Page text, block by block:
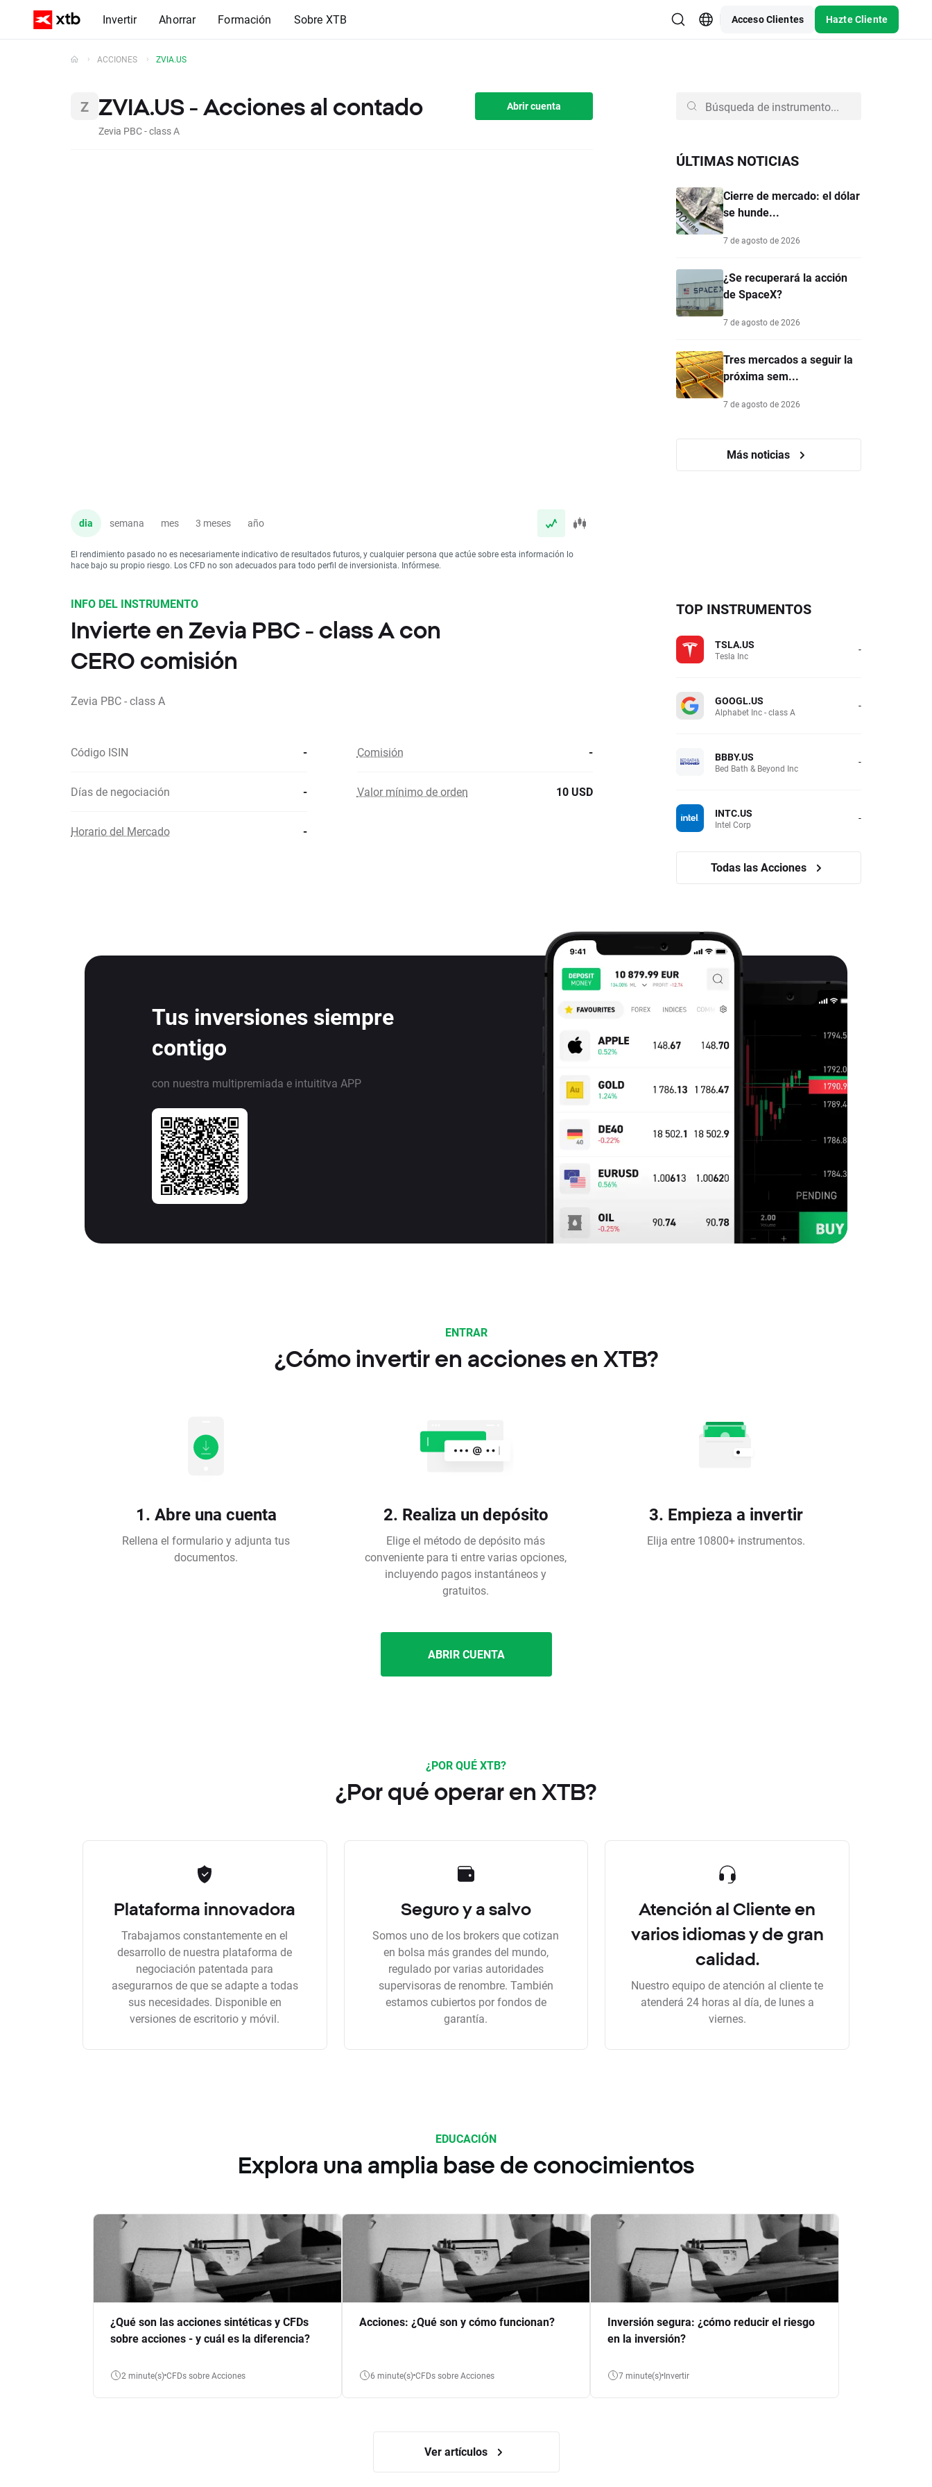
Invertir Ahorrar Formación Sobre XTB Acceso Clientes Hazte Cliente
ACCIONES ZVIA.US
ZVIA.US - Acciones al contado
Zevia PBC - class A
Abrir cuenta
dia semana mes 3 meses año
El rendimiento pasado no es necesariamente indicativo de resultados futuros, y cualquier persona que actúe sobre esta información lo
hace bajo su propio riesgo. Los CFD no son adecuados para todo perfil de inversionista. Infórmese.
ÚLTIMAS NOTICIAS
Cierre de mercado: el dólar
se hunde...
7 de agosto de 2026
¿Se recuperará la acción
de SpaceX?
7 de agosto de 2026
Tres mercados a seguir la
próxima sem...
7 de agosto de 2026
Más noticias
INFO DEL INSTRUMENTO
Invierte en Zevia PBC - class A con
CERO comisión
Zevia PBC - class A
Código ISIN - Comisión -
Días de negociación - Valor mínimo de orden 10 USD
Horario del Mercado -
TOP INSTRUMENTOS
TSLA.US
Tesla Inc -
GOOGL.US
Alphabet Inc - class A -
BBBY.US
Bed Bath & Beyond Inc -
INTC.US
Intel Corp -
Todas las Acciones
Tus inversiones siempre
contigo
con nuestra multipremiada e intuititva APP
ENTRAR
¿Cómo invertir en acciones en XTB?
1. Abre una cuenta
Rellena el formulario y adjunta tus
documentos.
2. Realiza un depósito
Elige el método de depósito más
conveniente para ti entre varias opciones,
incluyendo pagos instantáneos y
gratuitos.
3. Empieza a invertir
Elija entre 10800+ instrumentos.
ABRIR CUENTA
¿POR QUÉ XTB?
¿Por qué operar en XTB?
Plataforma innovadora
Trabajamos constantemente en el
desarrollo de nuestra plataforma de
negociación patentada para
asegurarnos de que se adapte a todas
sus necesidades. Disponible en
versiones de escritorio y móvil.
Seguro y a salvo
Somos uno de los brokers que cotizan
en bolsa más grandes del mundo,
regulado por varias autoridades
supervisoras de renombre. También
estamos cubiertos por fondos de
garantía.
Atención al Cliente en
varios idiomas y de gran
calidad.
Nuestro equipo de atención al cliente te
atenderá 24 horas al día, de lunes a
viernes.
EDUCACIÓN
Explora una amplia base de conocimientos
¿Qué son las acciones sintéticas y CFDs
sobre acciones - y cuál es la diferencia?
2 minute(s) CFDs sobre Acciones
Acciones: ¿Qué son y cómo funcionan?
6 minute(s) CFDs sobre Acciones
Inversión segura: ¿cómo reducir el riesgo
en la inversión?
7 minute(s) Invertir
Ver artículos